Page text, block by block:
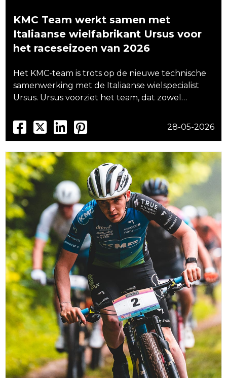
KMC Team werkt samen met
Italiaanse wielfabrikant Ursus voor
het raceseizoen van 2026
Het KMC-team is trots op de nieuwe technische
samenwerking met de Italiaanse wielspecialist
Ursus. Ursus voorziet het team, dat zowel…
28-05-2026